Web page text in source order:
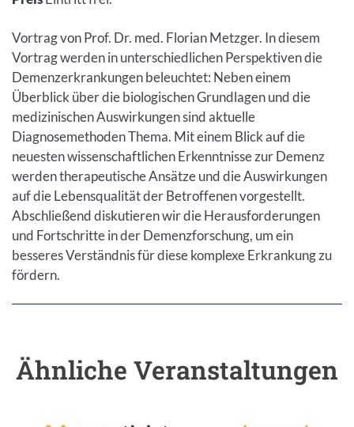
Vortrag von Prof. Dr. med. Florian Metzger. In diesem
Vortrag werden in unterschiedlichen Perspektiven die
Demenzerkrankungen beleuchtet: Neben einem
Überblick über die biologischen Grundlagen und die
medizinischen Auswirkungen sind aktuelle
Diagnosemethoden Thema. Mit einem Blick auf die
neuesten wissenschaftlichen Erkenntnisse zur Demenz
werden therapeutische Ansätze und die Auswirkungen
auf die Lebensqualität der Betroffenen vorgestellt.
Abschließend diskutieren wir die Herausforderungen
und Fortschritte in der Demenzforschung, um ein
besseres Verständnis für diese komplexe Erkrankung zu
fördern.
Ähnliche Veranstaltungen